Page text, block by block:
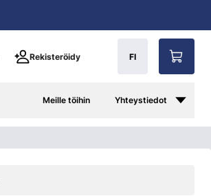
Rekisteröidy FI
Meille töihin Yhteystiedot